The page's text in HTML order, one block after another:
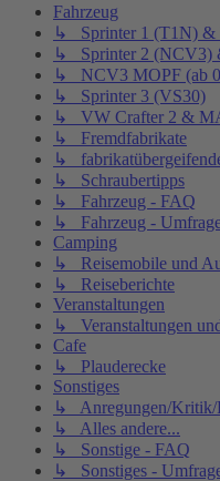
Fahrzeug
↳ Sprinter 1 (T1N) &
↳ Sprinter 2 (NCV3)
↳ NCV3 MOPF (ab
↳ Sprinter 3 (VS30)
↳ VW Crafter 2 &
↳ Fremdfabrikate
↳
↳ Schraubertipps
↳ Fahrzeug - FAQ
↳ Fahrzeug -
Camping
↳ Reisemobile und
↳ Reiseberichte
Veranstaltungen
↳ Veranstaltungen
Cafe
↳ Plauderecke
Sonstiges
↳ Anregungen/Kritik/
↳ Alles andere...
↳ Sonstige - FAQ
↳ Sonstiges -